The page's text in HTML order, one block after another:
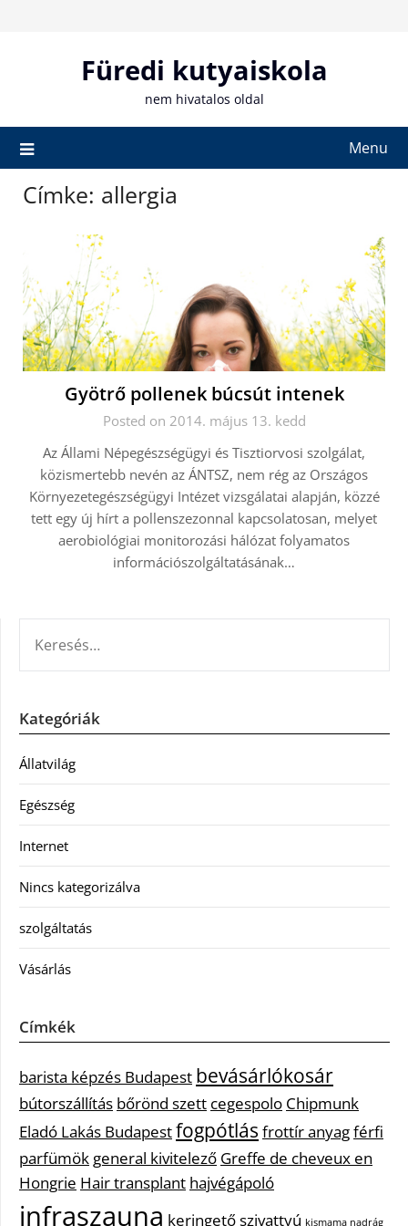
Füredi kutyaiskola
nem hivatalos oldal
Menu
Címke: allergia
Gyötrő pollenek búcsút intenek
Posted on 2014. május 13. kedd
Az Állami Népegészségügyi és Tisztiorvosi szolgálat,
közismertebb nevén az ÁNTSZ, nem rég az Országos
Környezetegészségügyi Intézet vizsgálatai alapján, közzé
tett egy új hírt a pollenszezonnal kapcsolatosan, melyet
aerobiológiai monitorozási hálózat folyamatos
információszolgáltatásának…
Kategóriák
Állatvilág
Egészség
Internet
Nincs kategorizálva
szolgáltatás
Vásárlás
Címkék
barista képzés Budapest bevásárlókosár
bútorszállítás bőrönd szett cegespolo Chipmunk
Eladó Lakás Budapestfogpótlás frottír anyagférfi
parfümök general kivitelező Greffe de cheveux en
Hongrie Hair transplant hajvégápoló
infraszauna keringető szivattyú kismama nadrág